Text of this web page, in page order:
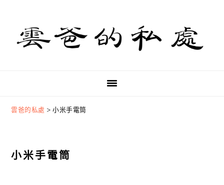
primary
navigation
content
primary
sidebar
雲爸的私處 >小米手電筒
小米手電筒